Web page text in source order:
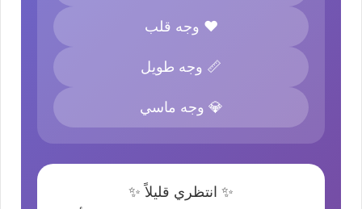
❤️ وجه قلب
📏 وجه طويل
💎 وجه ماسي
✨ انتظري قليلاً ✨